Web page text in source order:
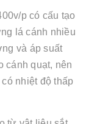
p có cấu tạo
lá cánh nhiều
và áp suất
cánh quạt, nên
nhiệt độ thấp